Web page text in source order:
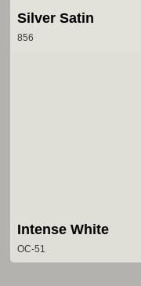
Silver Satin
856
Intense White
OC-51